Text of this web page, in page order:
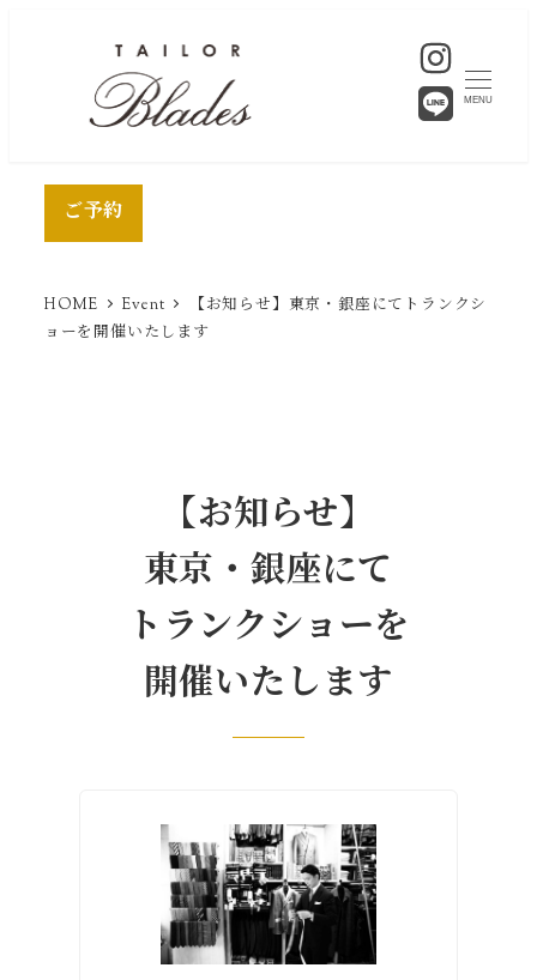
MENU
ご予約
HOME Event
【お知らせ】東京・銀座にてトランクシ
ョーを開催いたします
【お知らせ】
東京・銀座にて
トランクショーを
開催いたします